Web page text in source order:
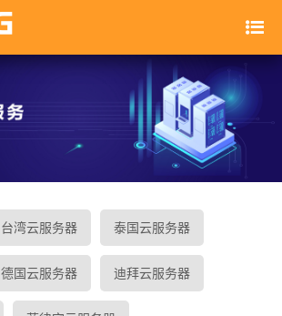
台湾云服务器 泰国云服务器
德国云服务器 迪拜云服务器